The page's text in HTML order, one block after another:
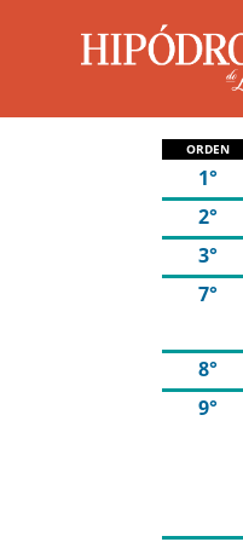
ORDEN
1°
2°
3°
7°
8°
9°